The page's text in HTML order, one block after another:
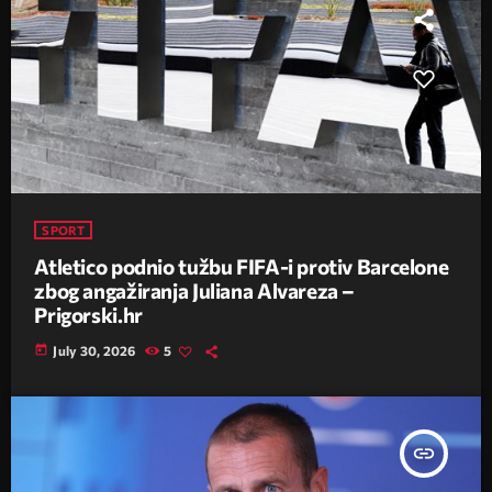
SPORT
Atletico podnio tužbu FIFA-i protiv Barcelone
zbog angažiranja Juliana Alvareza –
Prigorski.hr
today July 30, 2026 5
insert_link